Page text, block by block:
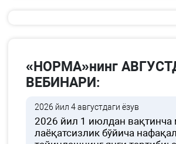
«НОРМА»нинг
ВЕБИНАРИ:
2026 йил 4 августдаги ёзув
2026 йил 1 июлдан вақтинча
лаёқатсизлик бўйича